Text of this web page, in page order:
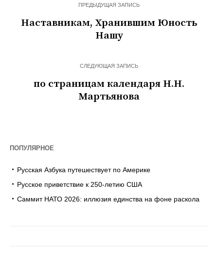
ПРЕДЫДУЩАЯ ЗАПИСЬ
Наставникам, Хранившим Юность
Нашу
СЛЕДУЮЩАЯ ЗАПИСЬ
по страницам календаря Н.Н.
Мартьянова
ПОПУЛЯРНОЕ
Русская Азбука путешествует по Америке
Русское приветствие к 250-летию США
Саммит НАТО 2026: иллюзия единства на фоне раскола